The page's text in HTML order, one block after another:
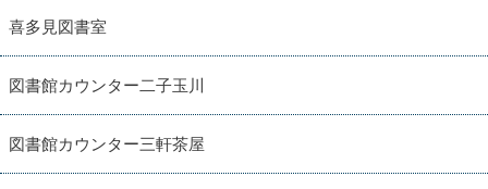
喜多見図書室
図書館カウンター二子玉川
図書館カウンター三軒茶屋